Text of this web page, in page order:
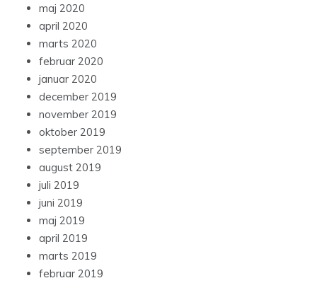
maj 2020
april 2020
marts 2020
februar 2020
januar 2020
december 2019
november 2019
oktober 2019
september 2019
august 2019
juli 2019
juni 2019
maj 2019
april 2019
marts 2019
februar 2019